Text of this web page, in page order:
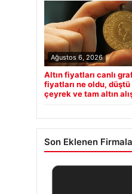
Ağustos 6, 2026
Altın fiyatları canlı
fiyatları ne oldu, düştü
çeyrek ve tam altın
Son Eklenen